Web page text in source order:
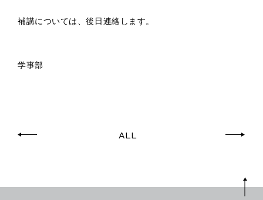
補講については、後日連絡します。
学事部
ALL